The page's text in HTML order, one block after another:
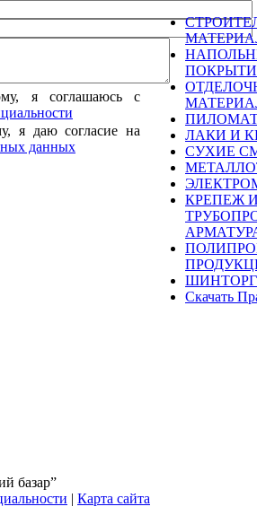
я соглашаюсь c
я даю согласие на
данных
ЛАКИ И
СУХИЕ
КРЕПЕЖ
ШИНТОРГ
Скачать
базар”
| Карта сайта